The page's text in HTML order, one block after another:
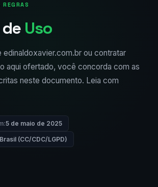
Uso
edinaldoxavier.com.br ou contratar
aqui ofertado, você concorda com as
neste documento. Leia com
5 de maio de 2025
Brasil (CC/CDC/LGPD)